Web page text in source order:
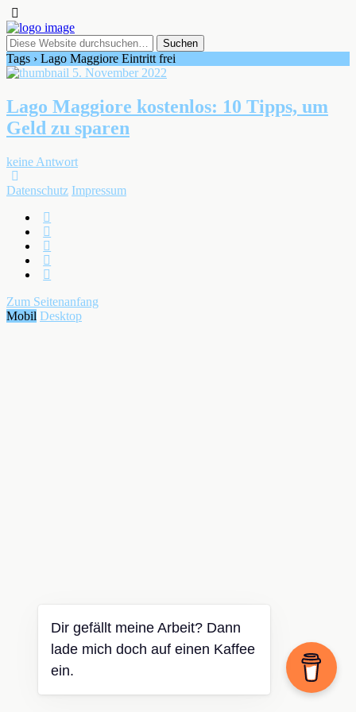
Tags › Lago Maggiore Eintritt frei
5. November 2022
Lago Maggiore kostenlos: 10 Tipps, um
Geld zu sparen
keine Antwort
Datenschutz Impressum
Zum Seitenanfang
Mobil Desktop
Dir gefällt meine Arbeit? Dann
lade mich doch auf einen Kaffee
ein.